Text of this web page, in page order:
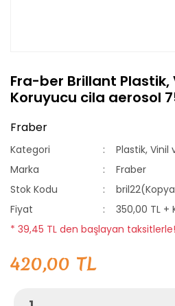
Fra-ber Brillant Plastik,
Koruyucu cila aerosol
Fraber
Kategori
Plastik, Vinil
Marka
Fraber
Stok Kodu
Fiyat
350,00 TL +
* 39,45 TL den başlayan taksitlerle!
420,00 TL